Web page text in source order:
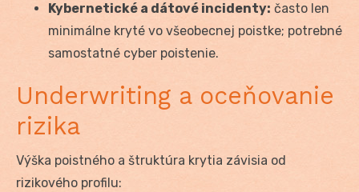
Kybernetické a dátové incidenty: často len
minimálne kryté vo všeobecnej poistke; potrebné
samostatné cyber poistenie.
Underwriting a oceňovanie
rizika
Výška poistného a štruktúra krytia závisia od
rizikového profilu: